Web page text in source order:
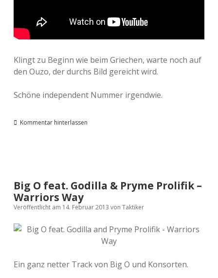
Klingt zu Beginn wie beim Griechen, warte noch auf
den Ouzo, der durchs Bild gereicht wird.
Schöne independent Nummer irgendwie.
Kommentar hinterlassen
Big O feat. Godilla & Pryme Prolifik –
Warriors Way
Veröffentlicht am 14. Februar 2013 von Taktiker
Ein ganz netter Track von Big O und Konsorten.